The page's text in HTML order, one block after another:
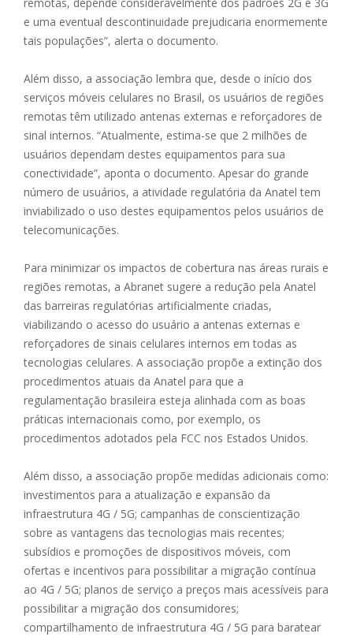
e uma eventual descontinuidade prejudicaria enormemente
tais populações”, alerta o documento.
Além disso, a associação lembra que, desde o início dos
serviços móveis celulares no Brasil, os usuários de regiões
remotas têm utilizado antenas externas e reforçadores de
sinal internos. “Atualmente, estima-se que 2 milhões de
usuários dependam destes equipamentos para sua
conectividade”, aponta o documento. Apesar do grande
número de usuários, a atividade regulatória da Anatel tem
inviabilizado o uso destes equipamentos pelos usuários de
telecomunicações.
Para minimizar os impactos de cobertura nas áreas rurais e
regiões remotas, a Abranet sugere a redução pela Anatel
das barreiras regulatórias artificialmente criadas,
viabilizando o acesso do usuário a antenas externas e
reforçadores de sinais celulares internos em todas as
tecnologias celulares. A associação propõe a extinção dos
procedimentos atuais da Anatel para que a
regulamentação brasileira esteja alinhada com as boas
práticas internacionais como, por exemplo, os
procedimentos adotados pela FCC nos Estados Unidos.
Além disso, a associação propõe medidas adicionais como:
investimentos para a atualização e expansão da
infraestrutura 4G / 5G; campanhas de conscientização
sobre as vantagens das tecnologias mais recentes;
subsídios e promoções de dispositivos móveis, com
ofertas e incentivos para possibilitar a migração contínua
ao 4G / 5G; planos de serviço a preços mais acessíveis para
possibilitar a migração dos consumidores;
compartilhamento de infraestrutura 4G / 5G para baratear